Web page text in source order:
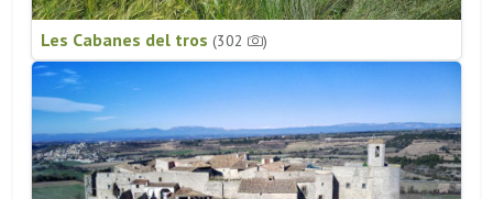
Les Cabanes del tros (302 )